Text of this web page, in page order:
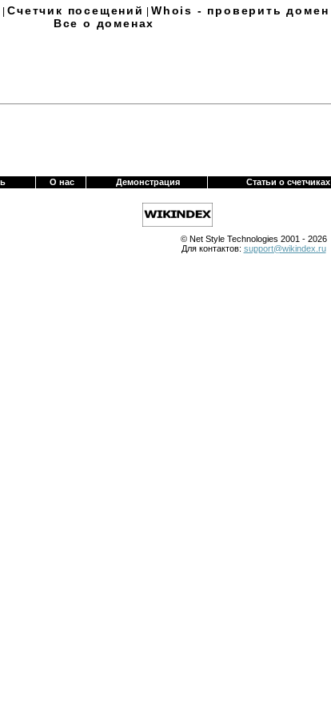
|Счетчик посещений Whois - проверить домен
Все о доменах
О нас Демонстрация Статьи о счетчиках
© Net Style Technologies 2001 - 2026
Для контактов: support@wikindex.ru